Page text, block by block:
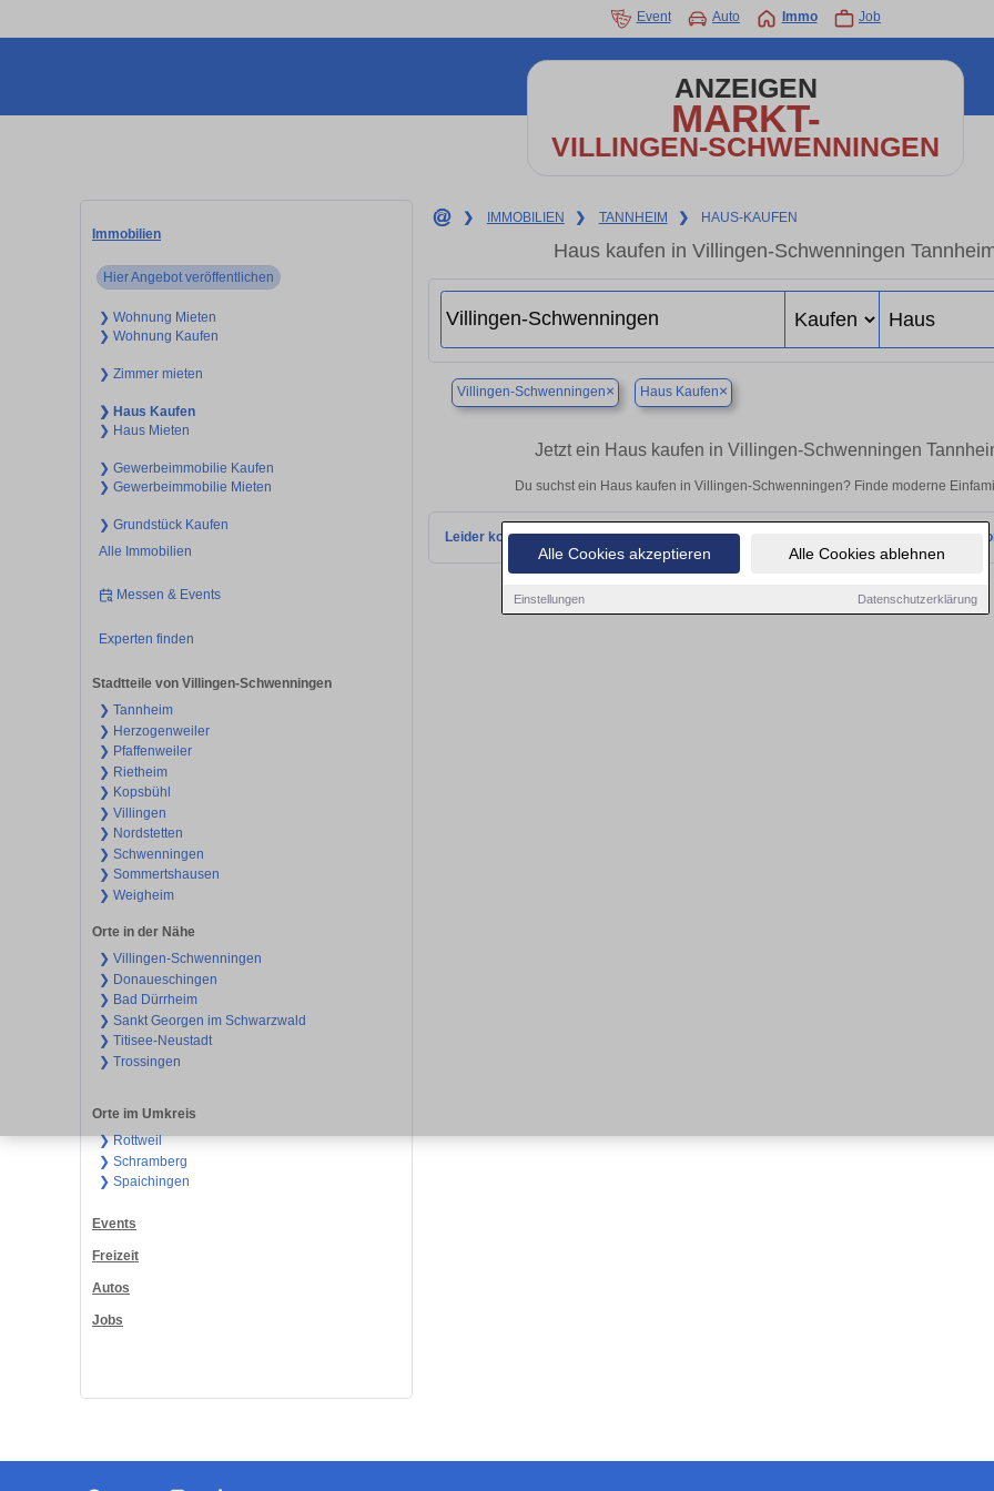
Alle Cookies akzeptieren Alle Cookies ablehnen
Einstellungen Datenschutzerklärung
Event Auto Immo Job
ANZEIGEN
MARKT-
VILLINGEN-SCHWENNINGEN
Immobilien
Hier Angebot veröffentlichen
❯ Wohnung Mieten
❯ Wohnung Kaufen
❯ Zimmer mieten
❯ Haus Kaufen
❯ Haus Mieten
❯ Gewerbeimmobilie Kaufen
❯ Gewerbeimmobilie Mieten
❯ Grundstück Kaufen
Alle Immobilien
Messen & Events
Experten finden
Stadtteile von Villingen-Schwenningen
❯ Tannheim
❯ Herzogenweiler
❯ Pfaffenweiler
❯ Rietheim
❯ Kopsbühl
❯ Villingen
❯ Nordstetten
❯ Schwenningen
❯ Sommertshausen
❯ Weigheim
Orte in der Nähe
❯ Villingen-Schwenningen
❯ Donaueschingen
❯ Bad Dürrheim
❯ Sankt Georgen im Schwarzwald
❯ Titisee-Neustadt
❯ Trossingen
Orte im Umkreis
❯ Rottweil
❯ Schramberg
❯ Spaichingen
Events
Freizeit
Autos
Jobs
❯ IMMOBILIEN ❯ TANNHEIM ❯ HAUS-KAUFEN
Haus kaufen in Villingen-Schwenningen
Villingen-Schwenningen× Haus Kaufen×
Jetzt ein Haus kaufen in Villingen-Schwenningen
Du suchst ein Haus kaufen in Villingen-Schwenningen? Finde moderne
Leider konnten wir derzeit keine passenden Objekte finden. Schauen Sie bald wieder